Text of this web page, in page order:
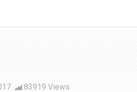
83919 Views